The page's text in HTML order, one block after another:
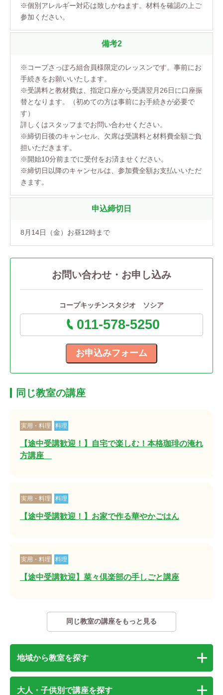
※個別アレルギー対応は致しかねます。材料を確認の上ご
参加ください。
備考2
※コープさっぽろ組合員様限定のレッスンです。事前にお
手続きをお願いいたします。
※受講料と教材費は、指定口座から受講翌月26日に口座振
替となります。（初めての方は事前にお手続きが必要で
す）
詳しくはスタッフまでお問い合わせください。
※締切日後のキャンセル、欠席は受講料と材料費全額ご負
担いただきます。
※開始10分前までに受付をお済ませください。
※締切日以降のキャンセルは、参加費全額お支払いいただ
きます。
申込締切日
8月14日（金）お昼12時まで
お問い合わせ・お申し込み
コープキッチンスタジオ ソシア
011-578-5250
同じ教室の講座
実用・料理 料理
【途中受講歓迎！】自宅で楽しむ！本格珈琲の淹れ
方講座
実用・料理 料理
【途中受講歓迎！】お家で作る華やかごはん
実用・料理 料理
【途中受講歓迎】菜々倶楽部の手しごと講座
同じ教室の講座をもっと見る
地域から教室を探す
大人・子供別で講座を探す